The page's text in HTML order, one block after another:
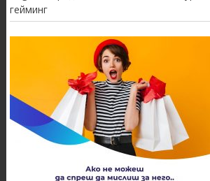
гейминг